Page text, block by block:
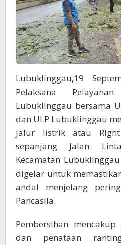
Lubuklinggau,19
Pelaksana
Lubuklinggau bersama
dan ULP Lubuklinggau
jalur listrik atau
sepanjang Jalan
Kecamatan
digelar untuk
andal menjelang
Pancasila.
Pembersihan
dan penataan